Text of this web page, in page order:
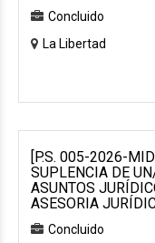
Concluido
La Libertad
[P.S. 005-2026-
SUPLENCIA DE
ASUNTOS
ASESORIA
Concluido